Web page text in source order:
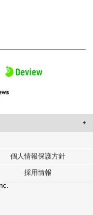
合わせたコンテンツや広告の
に提供しています。
ナーに提供した他の情報や、
きに収集した他の情報を組み
個人情報保護方針
採用情報